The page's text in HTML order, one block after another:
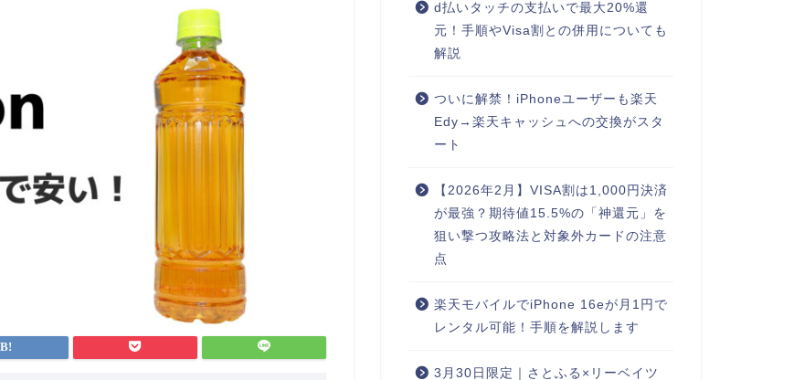
d払いタッチの支払いで最大20%還
元！手順やVisa割との併用についても
解説
ついに解禁！iPhoneユーザーも楽天
Edy→楽天キャッシュへの交換がスタ
ート
【2026年2月】VISA割は1,000円決済
が最強？期待値15.5%の「神還元」を
狙い撃つ攻略法と対象外カードの注意
点
楽天モバイルでiPhone 16eが月1円で
レンタル可能！手順を解説します
3月30日限定｜さとふる×リーベイツ